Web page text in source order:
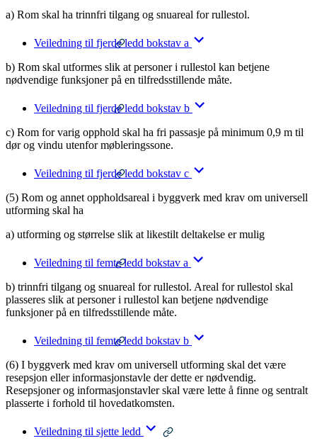
a) Rom skal ha trinnfri tilgang og snuareal for rullestol.
Veiledning til fjerde ledd bokstav a
b) Rom skal utformes slik at personer i rullestol kan betjene
nødvendige funksjoner på en tilfredsstillende måte.
Veiledning til fjerde ledd bokstav b
c) Rom for varig opphold skal ha fri passasje på minimum 0,9 m til
dør og vindu utenfor møbleringssone.
Veiledning til fjerde ledd bokstav c
(5) Rom og annet oppholdsareal i byggverk med krav om universell
utforming skal ha
a) utforming og størrelse slik at likestilt deltakelse er mulig
Veiledning til femte ledd bokstav a
b) trinnfri tilgang og snuareal for rullestol. Areal for rullestol skal
plasseres slik at personer i rullestol kan betjene nødvendige
funksjoner på en tilfredsstillende måte.
Veiledning til femte ledd bokstav b
(6) I byggverk med krav om universell utforming skal det være
resepsjon eller informasjonstavle der dette er nødvendig.
Resepsjoner og informasjonstavler skal være lette å finne og sentralt
plasserte i forhold til hovedatkomsten.
Veiledning til sjette ledd